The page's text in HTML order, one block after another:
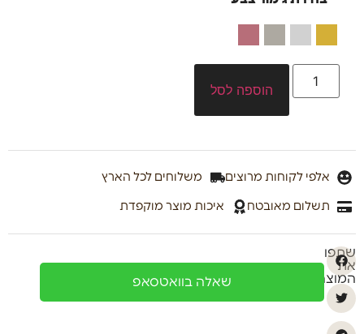
הוספה לסל
אלפי לקוחות מרוצים משלוחים לכל הארץ
תשלום מאובטח איכות מוצר מוקפדת
שתפו
את
המוצר
שאלה בוואטסאפ